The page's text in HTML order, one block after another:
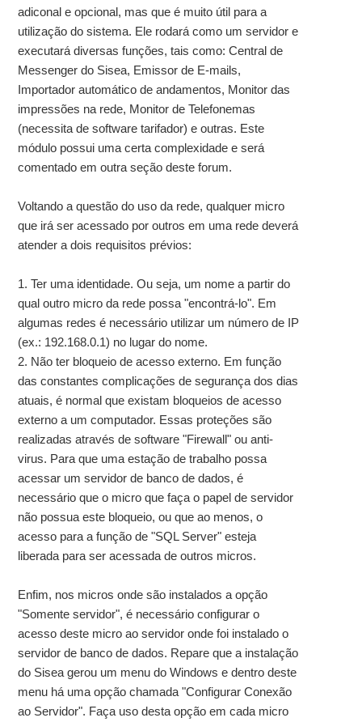
adiconal e opcional, mas que é muito útil para a
utilização do sistema. Ele rodará como um servidor e
executará diversas funções, tais como: Central de
Messenger do Sisea, Emissor de E-mails,
Importador automático de andamentos, Monitor das
impressões na rede, Monitor de Telefonemas
(necessita de software tarifador) e outras. Este
módulo possui uma certa complexidade e será
comentado em outra seção deste forum.
Voltando a questão do uso da rede, qualquer micro
que irá ser acessado por outros em uma rede deverá
atender a dois requisitos prévios:
1. Ter uma identidade. Ou seja, um nome a partir do
qual outro micro da rede possa "encontrá-lo". Em
algumas redes é necessário utilizar um número de IP
(ex.: 192.168.0.1) no lugar do nome.
2. Não ter bloqueio de acesso externo. Em função
das constantes complicações de segurança dos dias
atuais, é normal que existam bloqueios de acesso
externo a um computador. Essas proteções são
realizadas através de software "Firewall" ou anti-
virus. Para que uma estação de trabalho possa
acessar um servidor de banco de dados, é
necessário que o micro que faça o papel de servidor
não possua este bloqueio, ou que ao menos, o
acesso para a função de "SQL Server" esteja
liberada para ser acessada de outros micros.
Enfim, nos micros onde são instalados a opção
"Somente servidor", é necessário configurar o
acesso deste micro ao servidor onde foi instalado o
servidor de banco de dados. Repare que a instalação
do Sisea gerou um menu do Windows e dentro deste
menu há uma opção chamada "Configurar Conexão
ao Servidor". Faça uso desta opção em cada micro